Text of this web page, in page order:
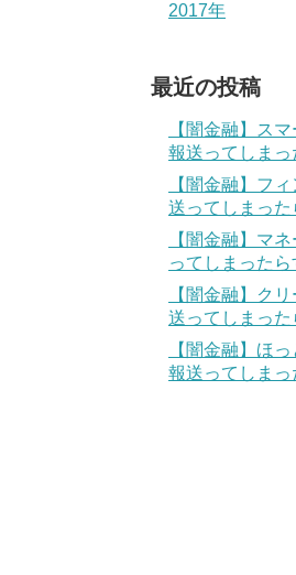
2017年
最近の投稿
【闇金融】ス
報送ってしまっ
【闇金融】フ
送ってしまった
【闇金融】マ
ってしまったら
【闇金融】ク
送ってしまった
【闇金融】ほ
報送ってしまっ